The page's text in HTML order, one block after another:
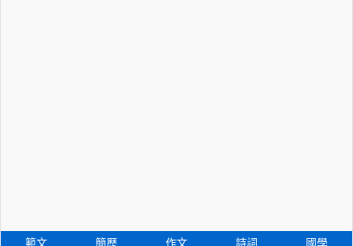
範文 簡歷 作文 詩詞
國學